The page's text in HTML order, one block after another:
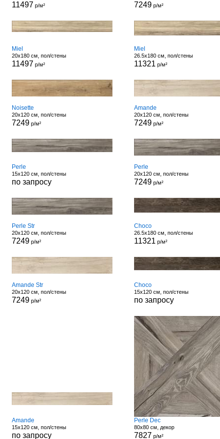
11497 р/м² 7249р/м²
Miel
20x180 см, пол/стены
11497 р/м²
Miel
26.5x180 см, пол/стены
11321 р/м²
Noisette
20x120 см, пол/стены
7249р/м²
Amande
20x120 см, пол/стены
7249р/м²
Perle
15x120 см, пол/стены
по запросу
Perle
20x120 см, пол/стены
7249р/м²
Perle Str
20x120 см, пол/стены
7249р/м²
Choco
26.5x180 см, пол/стены
11321 р/м²
Amande Str
20x120 см, пол/стены
7249р/м²
Choco
15x120 см, пол/стены
по запросу
Amande
15x120 см, пол/стены
по запросу
Perle Dec
80x80 см, декор
7827 р/м²